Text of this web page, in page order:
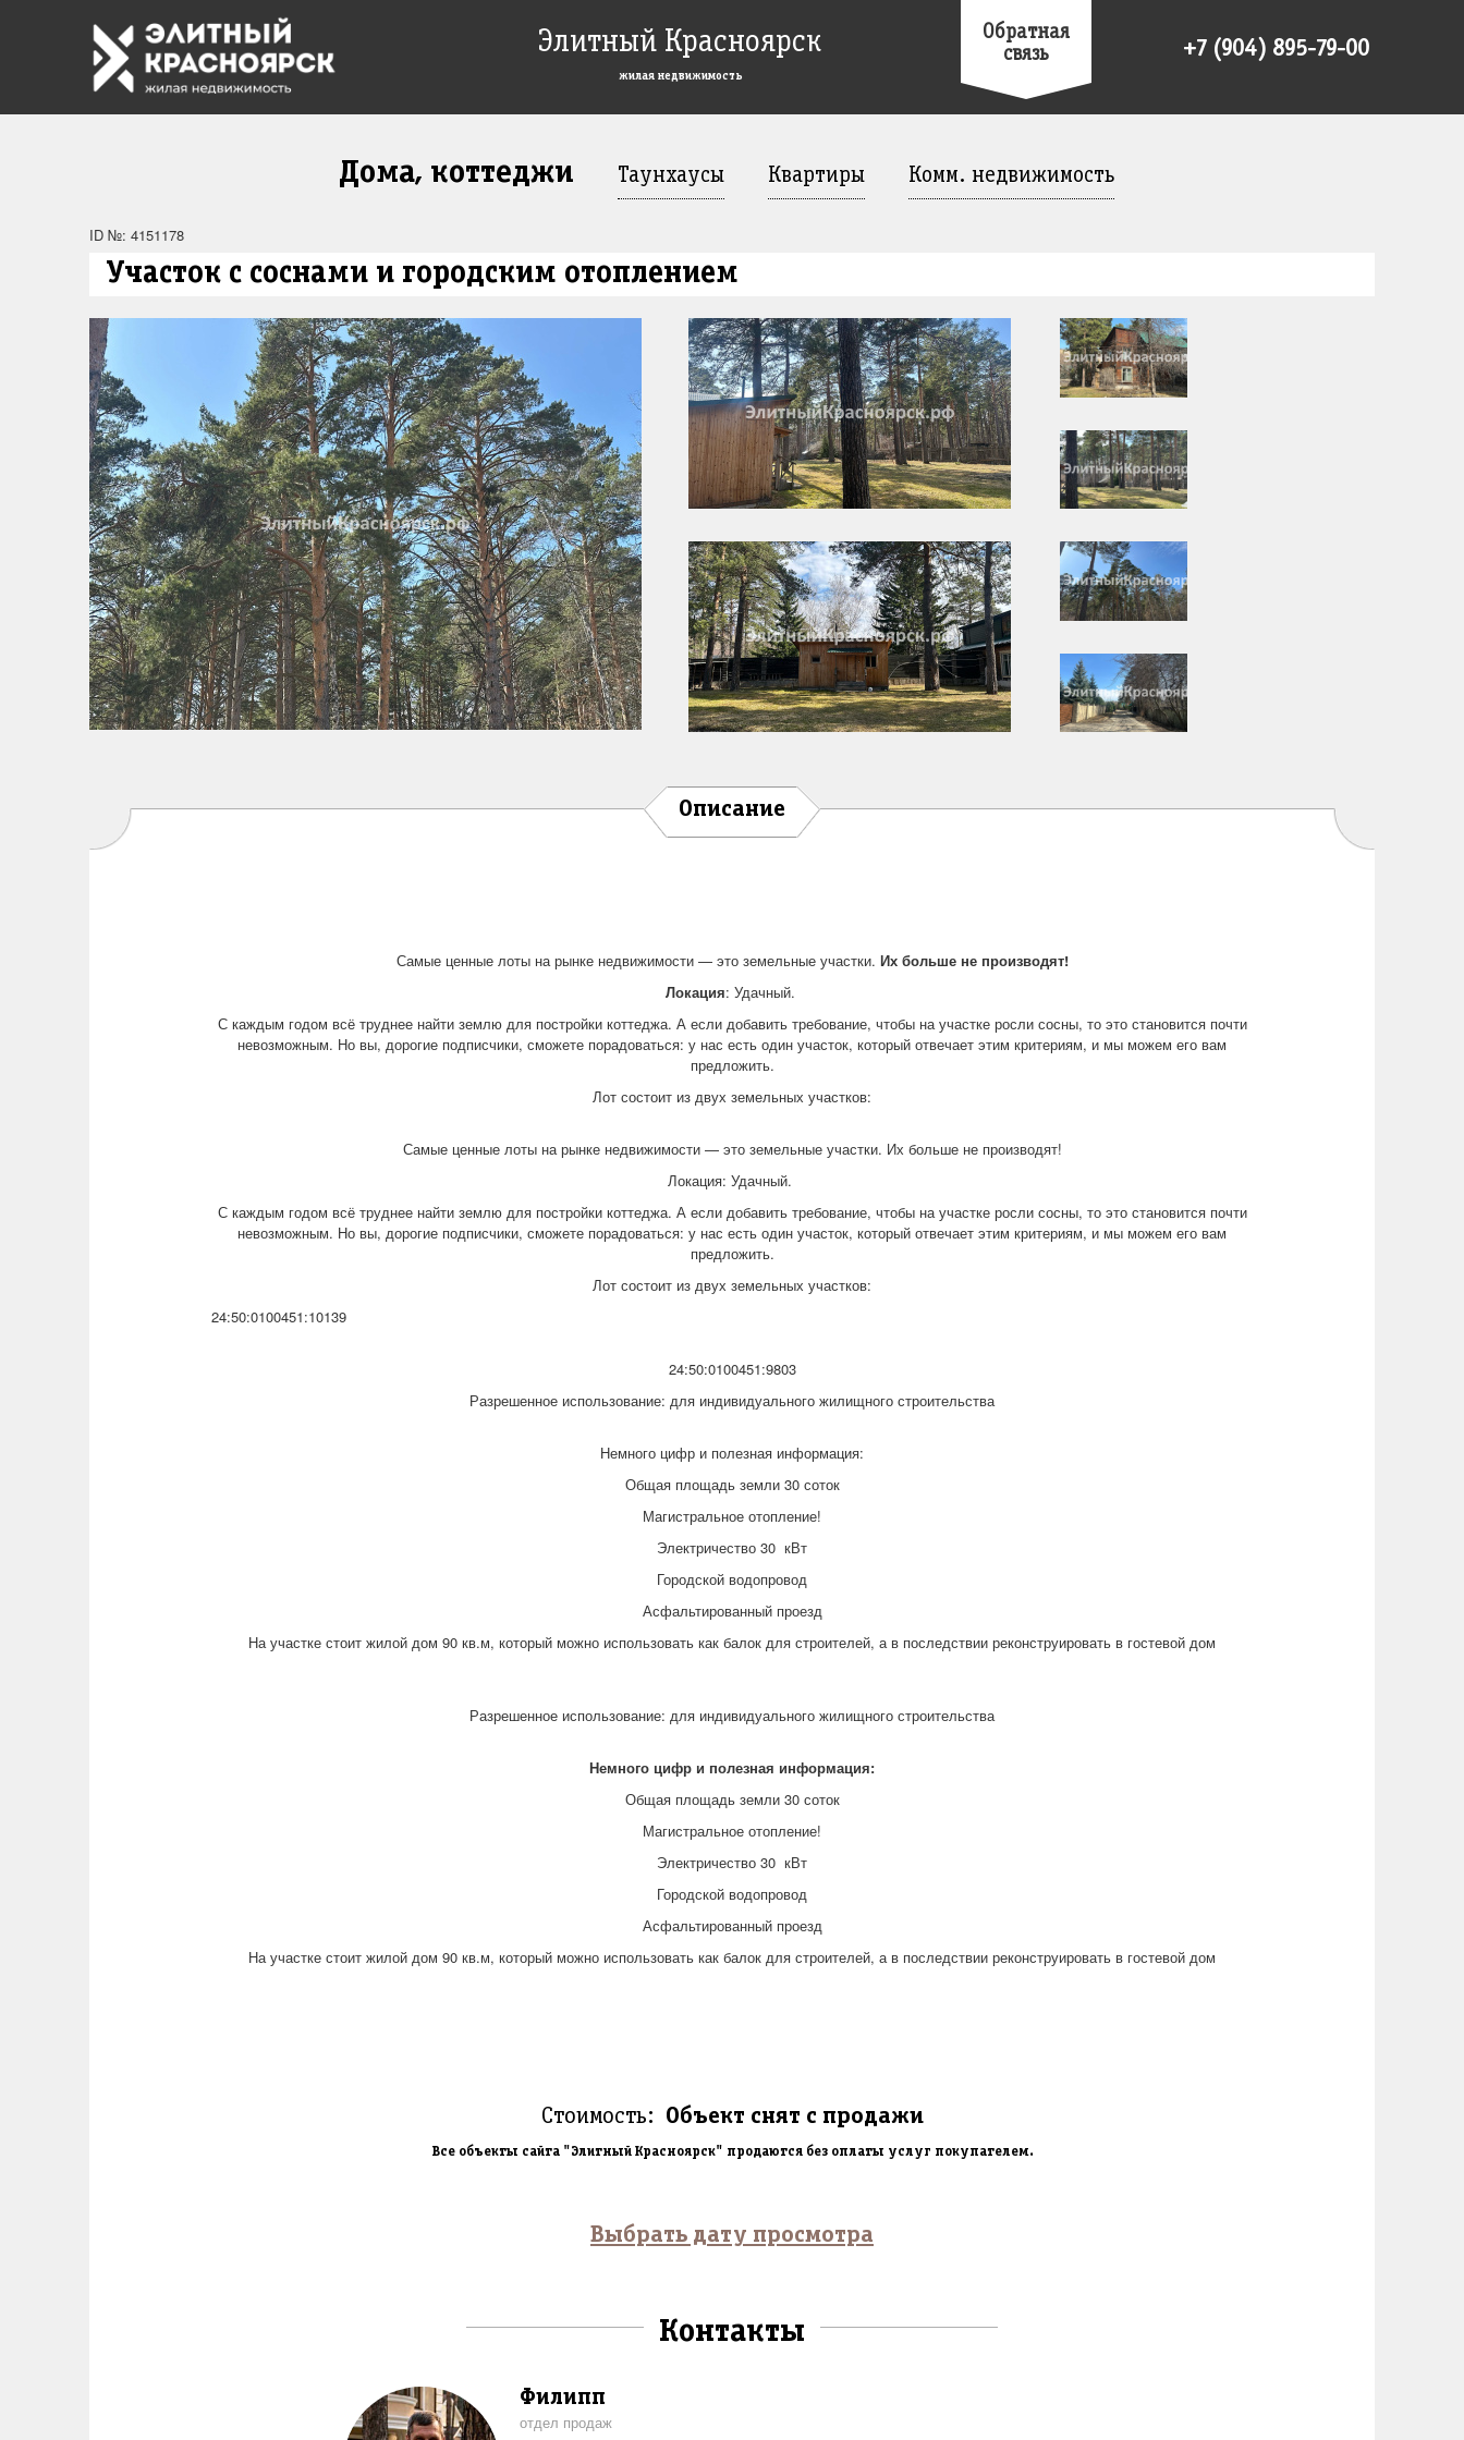
Элитный Красноярск
жилая недвижимость
Обратная
связь
+7 (904) 895-79-00
Дома, коттеджи Таунхаусы Квартиры Комм. недвижимость
ID №: 4151178
Участок с соснами и городским отоплением
Описание
Самые ценные лоты на рынке недвижимости — это земельные участки. Их больше не производят!
Локация: Удачный.
С каждым годом всё труднее найти землю для постройки коттеджа. А если добавить требование, чтобы на участке росли сосны, то это становится почти
невозможным. Но вы, дорогие подписчики, сможете порадоваться: у нас есть один участок, который отвечает этим критериям, и мы можем его вам
предложить.
Лот состоит из двух земельных участков:
Самые ценные лоты на рынке недвижимости — это земельные участки. Их больше не производят!
Локация: Удачный.
С каждым годом всё труднее найти землю для постройки коттеджа. А если добавить требование, чтобы на участке росли сосны, то это становится почти
невозможным. Но вы, дорогие подписчики, сможете порадоваться: у нас есть один участок, который отвечает этим критериям, и мы можем его вам
предложить.
Лот состоит из двух земельных участков:
24:50:0100451:10139
24:50:0100451:9803
Разрешенное использование: для индивидуального жилищного строительства
Немного цифр и полезная информация:
Общая площадь земли 30 соток
Магистральное отопление!
Электричество 30 кВт
Городской водопровод
Асфальтированный проезд
На участке стоит жилой дом 90 кв.м, который можно использовать как балок для строителей, а в последствии реконструировать в гостевой дом
Разрешенное использование: для индивидуального жилищного строительства
Немного цифр и полезная информация:
Общая площадь земли 30 соток
Магистральное отопление!
Электричество 30 кВт
Городской водопровод
Асфальтированный проезд
На участке стоит жилой дом 90 кв.м, который можно использовать как балок для строителей, а в последствии реконструировать в гостевой дом
Стоимость: Объект снят с продажи
Все объекты сайта "Элитный Красноярск" продаются без оплаты услуг покупателем.
Выбрать дату просмотра
Контакты
Филипп
отдел продаж